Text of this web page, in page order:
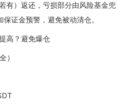
有）返还，亏损部分由风险基金兜
证金预警，避免被动清仓。
高？避免爆仓
）